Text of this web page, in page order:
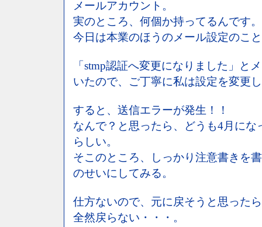
メールアカウント。
実のところ、何個か持ってるんです。
今日は本業のほうのメール設定のこ
「stmp認証へ変更になりました」と
いたので、ご丁寧に私は設定を変更
すると、送信エラーが発生！！
なんで？と思ったら、どうも4月に
らしい。
そこのところ、しっかり注意書きを
のせいにしてみる。
仕方ないので、元に戻そうと思ったら
全然戻らない・・・。